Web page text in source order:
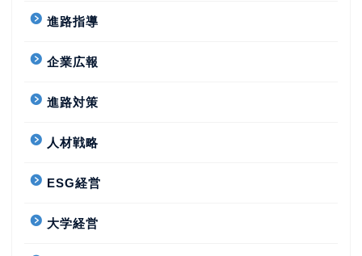
進路指導
企業広報
進路対策
人材戦略
ESG経営
大学経営